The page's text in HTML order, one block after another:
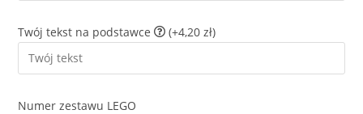
Twój tekst na podstawce (+4,20 zł)
Numer zestawu LEGO